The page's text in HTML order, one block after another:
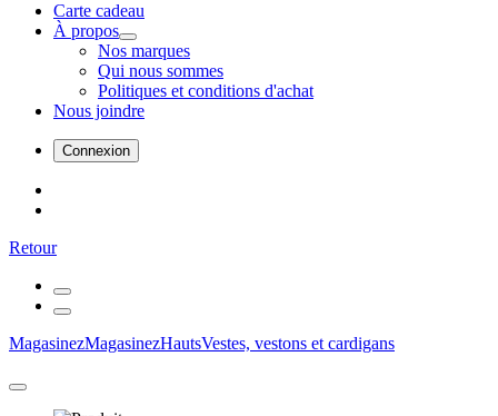
Carte cadeau
À propos
Nos marques
Qui nous sommes
Politiques et conditions d'achat
Nous joindre
Connexion
Retour
MagasinezMagasinezHautsVestes, vestons et cardigans